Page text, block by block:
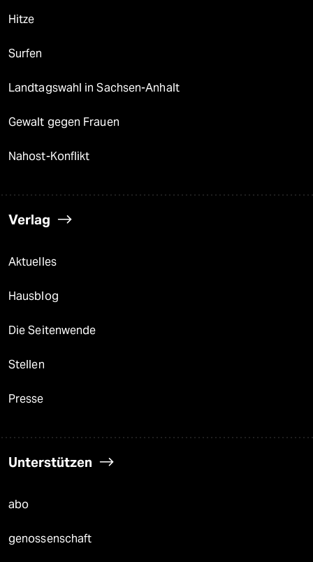
Hitze
Surfen
Landtagswahl in Sachsen-Anhalt
Gewalt gegen Frauen
Nahost-Konflikt
Verlag
Aktuelles
Hausblog
Die Seitenwende
Stellen
Presse
Unterstützen
abo
genossenschaft